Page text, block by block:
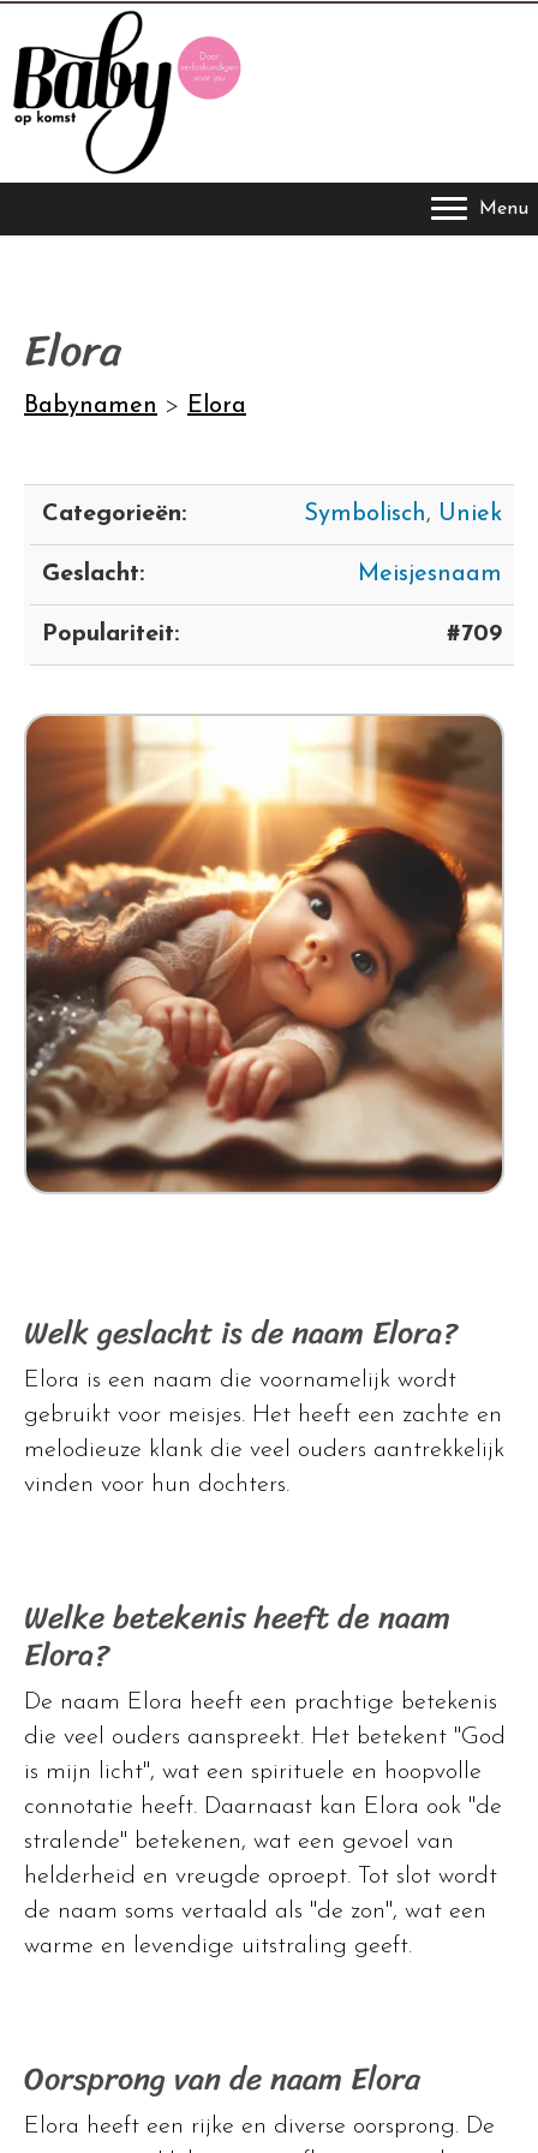
Menu
Elora
Babynamen > Elora
Categorieën: Symbolisch, Uniek
Geslacht: Meisjesnaam
Populariteit: #709
Welk geslacht is de naam Elora?
Elora is een naam die voornamelijk wordt
gebruikt voor meisjes. Het heeft een zachte en
melodieuze klank die veel ouders aantrekkelijk
vinden voor hun dochters.
Welke betekenis heeft de naam
Elora?
De naam Elora heeft een prachtige betekenis
die veel ouders aanspreekt. Het betekent "God
is mijn licht", wat een spirituele en hoopvolle
connotatie heeft. Daarnaast kan Elora ook "de
stralende" betekenen, wat een gevoel van
helderheid en vreugde oproept. Tot slot wordt
de naam soms vertaald als "de zon", wat een
warme en levendige uitstraling geeft.
Oorsprong van de naam Elora
Elora heeft een rijke en diverse oorsprong. De